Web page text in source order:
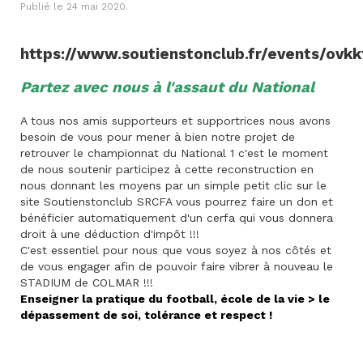
Publié le 24 mai 2020.
https://www.soutienstonclub.fr/events/
Partez avec nous à l'assaut du National
A tous nos amis supporteurs et supportrices nous avons
besoin de vous pour mener à bien notre projet de
retrouver le championnat du National 1 c'est le moment
de nous soutenir participez à cette reconstruction en
nous donnant les moyens par un simple petit clic sur le
site Soutienstonclub SRCFA vous pourrez faire un don et
bénéficier automatiquement d'un cerfa qui vous donnera
droit à une déduction d'impôt !!!
C'est essentiel pour nous que vous soyez à nos côtés et
de vous engager afin de pouvoir faire vibrer à nouveau le
STADIUM de COLMAR !!!
Enseigner la pratique du football, école de la vie > le
dépassement de soi, tolérance et respect !